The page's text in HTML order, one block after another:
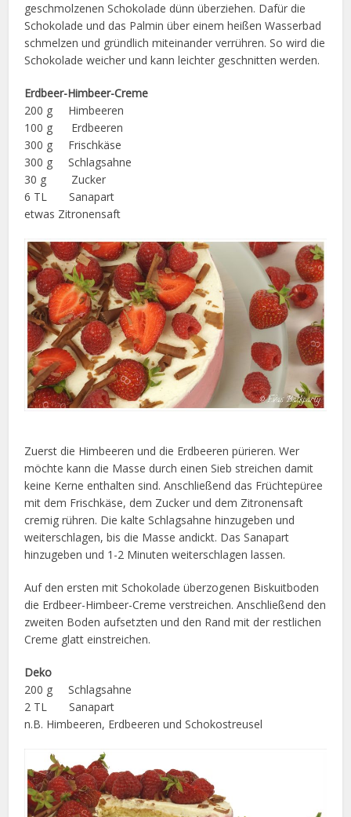
geschmolzenen Schokolade dünn überziehen. Dafür die
Schokolade und das Palmin über einem heißen Wasserbad
schmelzen und gründlich miteinander verrühren. So wird die
Schokolade weicher und kann leichter geschnitten werden.
Erdbeer-Himbeer-Creme
200 g Himbeeren
100 g Erdbeeren
300 g Frischkäse
300 g Schlagsahne
30 g Zucker
6 TL Sanapart
etwas Zitronensaft
Zuerst die Himbeeren und die Erdbeeren pürieren. Wer
möchte kann die Masse durch einen Sieb streichen damit
keine Kerne enthalten sind. Anschließend das Früchtepüree
mit dem Frischkäse, dem Zucker und dem Zitronensaft
cremig rühren. Die kalte Schlagsahne hinzugeben und
weiterschlagen, bis die Masse andickt. Das Sanapart
hinzugeben und 1-2 Minuten weiterschlagen lassen.
Auf den ersten mit Schokolade überzogenen Biskuitboden
die Erdbeer-Himbeer-Creme verstreichen. Anschließend den
zweiten Boden aufsetzten und den Rand mit der restlichen
Creme glatt einstreichen.
Deko
200 g Schlagsahne
2 TL Sanapart
n.B. Himbeeren, Erdbeeren und Schokostreusel